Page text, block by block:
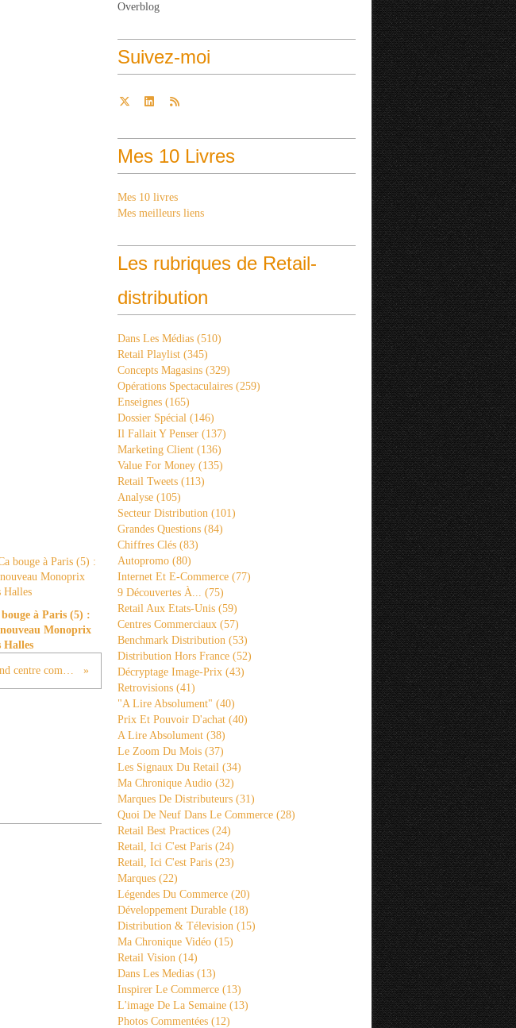
à Paris (5) :
Monoprix
Halles
HighStreetPhoenix Mall, le plus grand centre commercial de Bombay (5)
Overblog
Suivez-moi
Mes 10 Livres
Mes 10 livres
Mes meilleurs liens
Les rubriques de Retail-
distribution
Dans Les Médias (510)
Retail Playlist (345)
Concepts Magasins (329)
Opérations Spectaculaires (259)
Enseignes (165)
Dossier Spécial (146)
Il Fallait Y Penser (137)
Marketing Client (136)
Value For Money (135)
Retail Tweets (113)
Analyse (105)
Secteur Distribution (101)
Grandes Questions (84)
Chiffres Clés (83)
Autopromo (80)
Internet Et E-Commerce (77)
9 Découvertes À... (75)
Retail Aux Etats-Unis (59)
Centres Commerciaux (57)
Benchmark Distribution (53)
Distribution Hors France (52)
Décryptage Image-Prix (43)
Retrovisions (41)
"a Lire Absolument" (40)
Prix Et Pouvoir D'achat (40)
A Lire Absolument (38)
Le Zoom Du Mois (37)
Les Signaux Du Retail (34)
Ma Chronique Audio (32)
Marques De Distributeurs (31)
Quoi De Neuf Dans Le Commerce (28)
Retail Best Practices (24)
Retail, Ici C'est Paris (24)
Retail, Ici C'est Paris (23)
Marques (22)
Légendes Du Commerce (20)
Développement Durable (18)
Distribution & Télevision (15)
Ma Chronique Vidéo (15)
Retail Vision (14)
Dans Les Medias (13)
Inspirer Le Commerce (13)
L'image De La Semaine (13)
Photos Commentées (12)